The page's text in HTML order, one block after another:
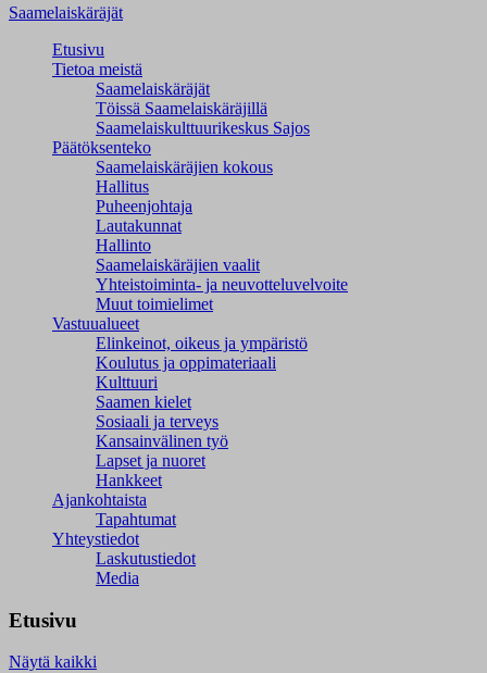
Saamelaiskäräjät
Etusivu
Tietoa meistä
Saamelaiskäräjät
Töissä Saamelaiskäräjillä
Saamelaiskulttuuri­keskus Sajos
Päätöksenteko
Saamelaiskäräjien kokous
Hallitus
Puheenjohtaja
Lautakunnat
Hallinto
Saamelaiskäräjien vaalit
Yhteistoiminta- ja neuvotteluvelvoite
Muut toimielimet
Vastuualueet
Elinkeinot, oikeus ja ympäristö
Koulutus ja oppimateriaali
Kulttuuri
Saamen kielet
Sosiaali ja terveys
Kansainvälinen työ
Lapset ja nuoret
Hankkeet
Ajankohtaista
Tapahtumat
Yhteystiedot
Laskutustiedot
Media
Etusivu
Näytä kaikki